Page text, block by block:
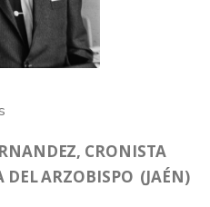
CRONISTA
DEL ARZOBISPO (JAÉN)